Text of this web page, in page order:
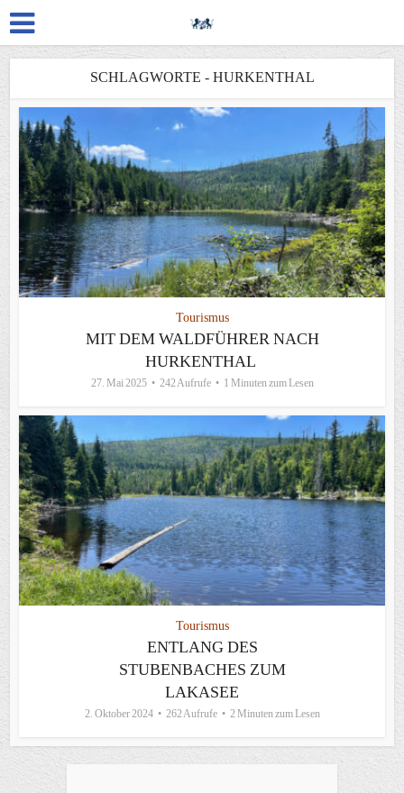
SCHLAGWORTE - HURKENTHAL
Tourismus
MIT DEM WALDFÜHRER NACH
HURKENTHAL
27. Mai 2025 242 Aufrufe 1 Minuten zum Lesen
Tourismus
ENTLANG DES
STUBENBACHES ZUM
LAKASEE
2. Oktober 2024 262 Aufrufe 2 Minuten zum Lesen